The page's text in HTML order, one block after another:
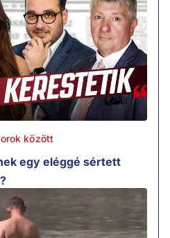
között
egy eléggé sértett